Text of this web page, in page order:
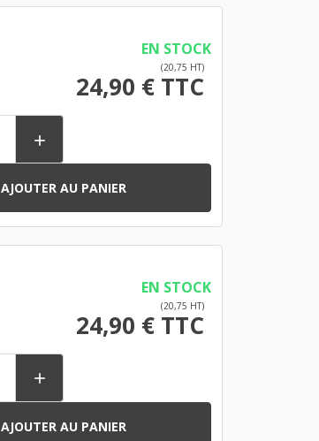
EN STOCK
(20,75 HT)
24,90 € TTC

AJOUTER AU PANIER
EN STOCK
(20,75 HT)
24,90 € TTC

AJOUTER AU PANIER